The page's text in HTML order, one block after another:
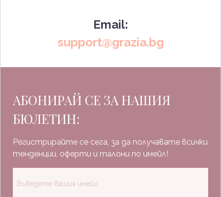
Email:
support@grazia.bg
АБОНИРАЙ СЕ ЗА НАШИЯ
БЮЛЕТИН:
Регистрирайте се сега, за да получавате всички
тенденции, оферти и талони по имейл!